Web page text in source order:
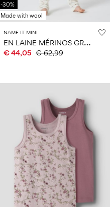
-30%
Made with wool
NAME IT MINI
E
N LAINE MÉRINOS GRENOUILLÈRE
€ 44,05 € 62,99